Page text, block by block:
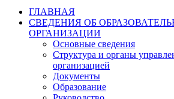
ГЛАВНАЯ
СВЕДЕНИЯ ОБ
ОРГАНИЗАЦИИ
Основные сведения
Структура и органы
организацией
Документы
Образование